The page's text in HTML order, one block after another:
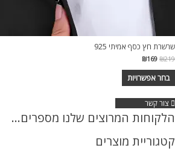
שרשרת חץ כסף אמיתי 925
₪219
המחיר
היה:
₪219.
₪169
הוא:
₪169.
בחר אפשרויות
זה
יש
סוגים.
צור קשר
הלקוחות המרוצים שלנו מספרים...
קטגוריית מוצרים